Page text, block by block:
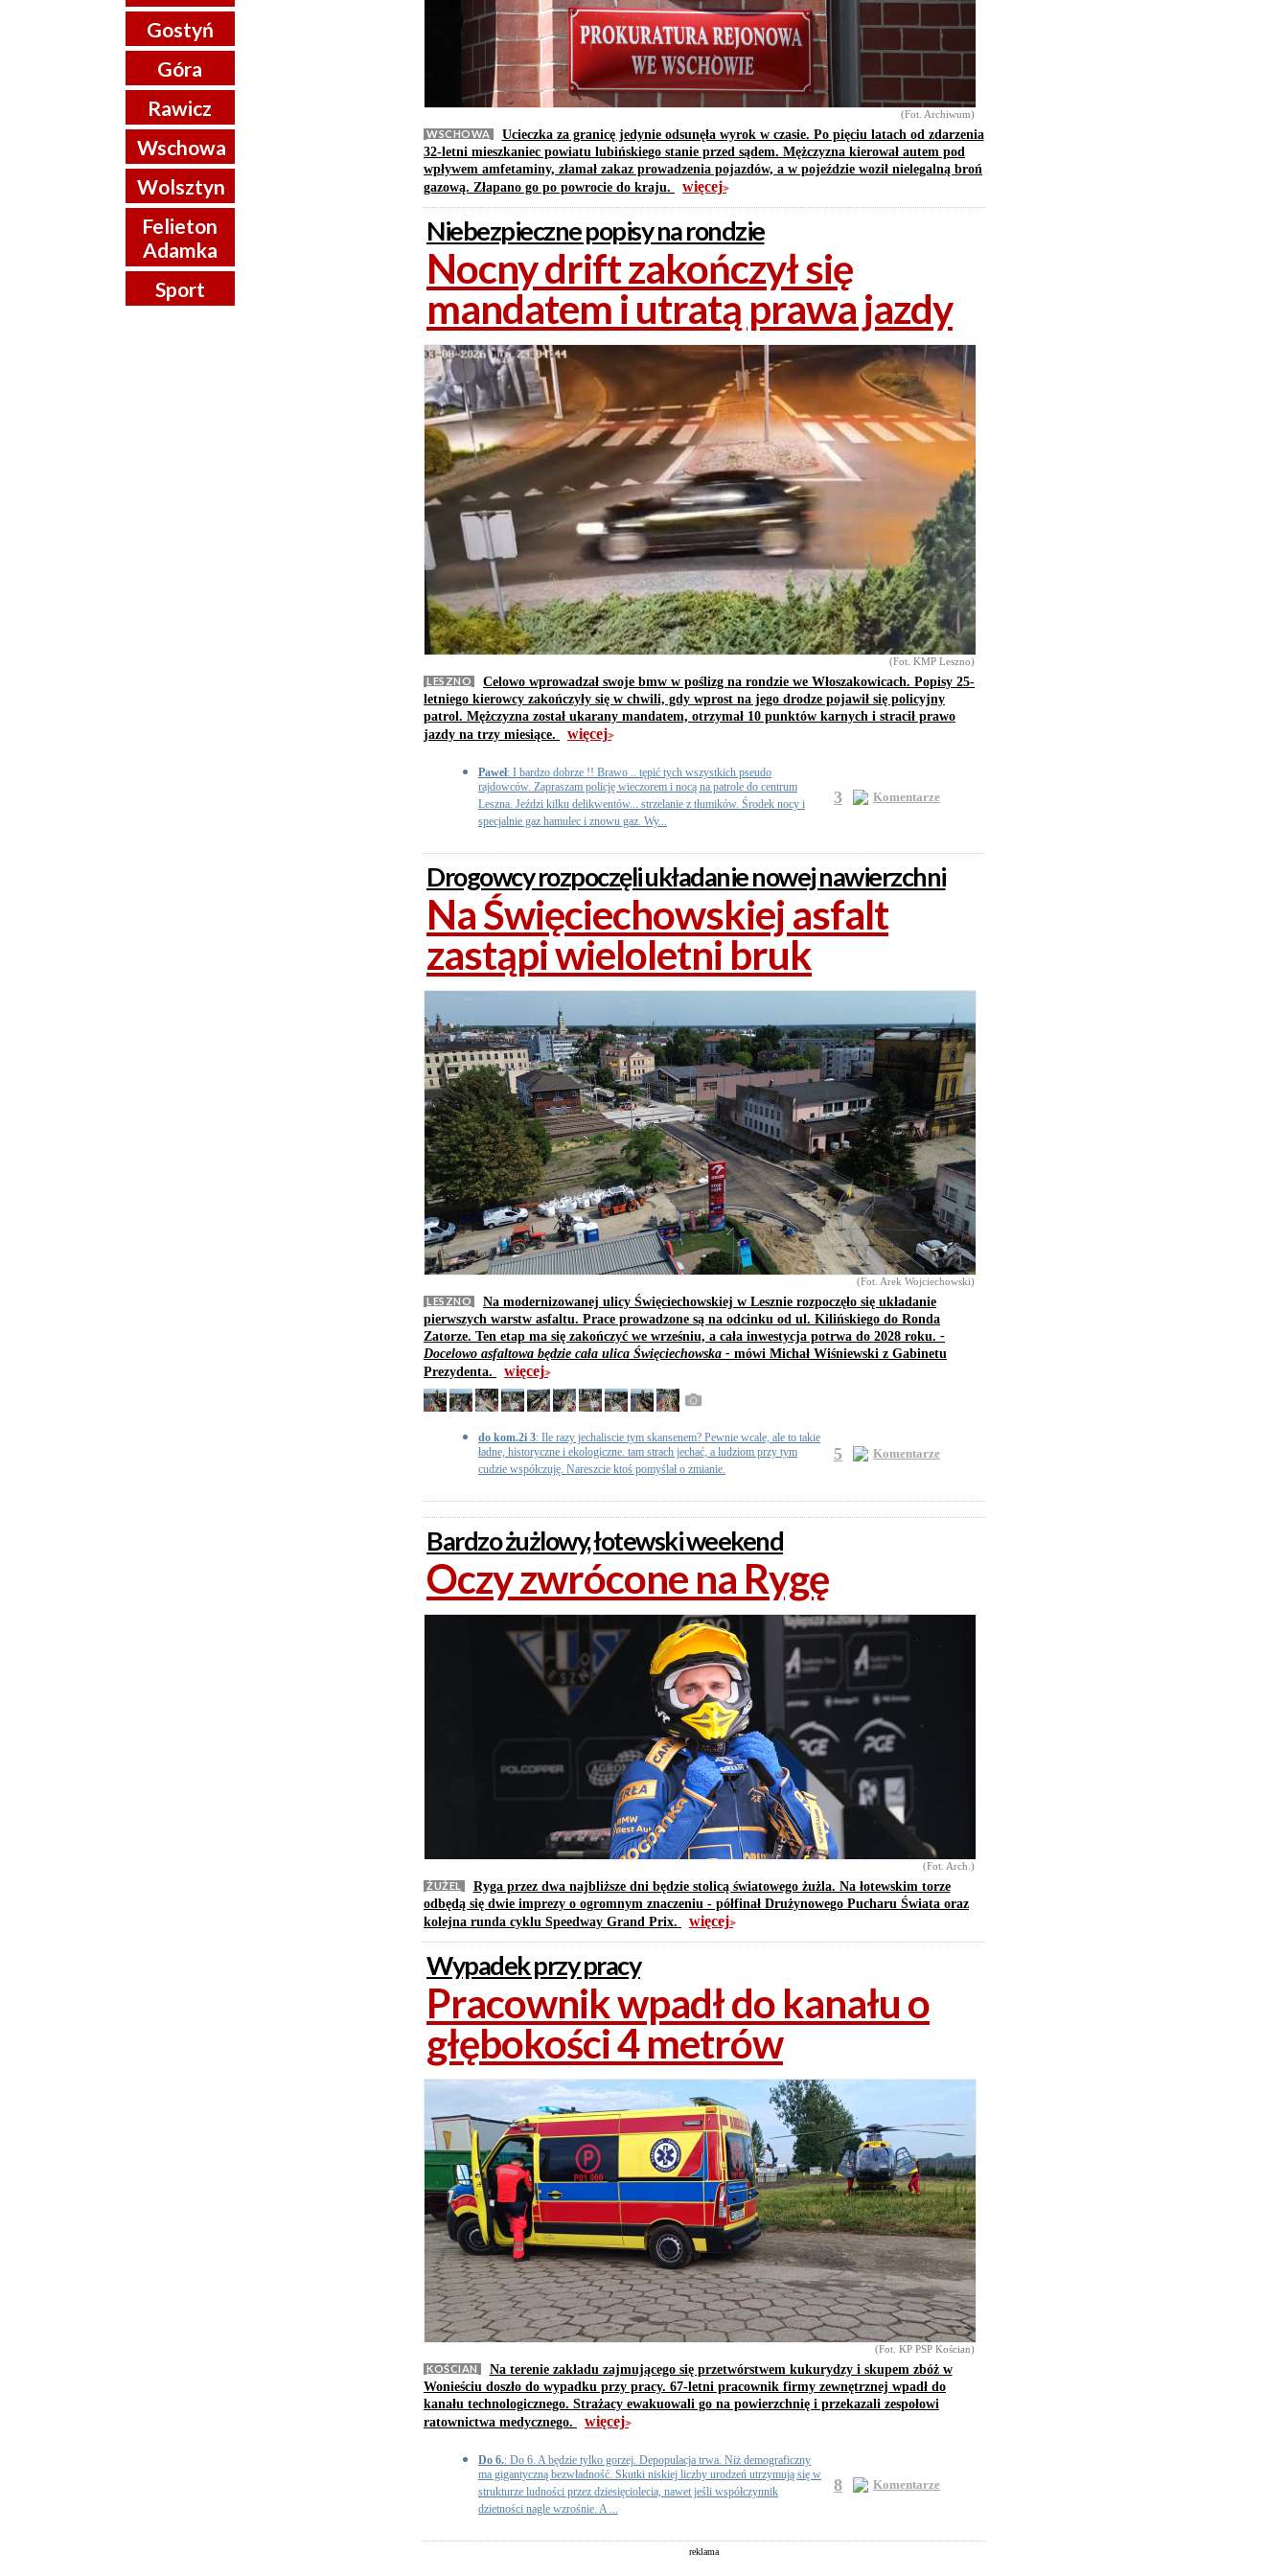
Gostyń
Góra
Rawicz
Wschowa
Wolsztyn
Felieton
Adamka
Sport
(Fot. Archiwum)
WSCHOWA
Ucieczka za granicę jedynie odsunęła wyrok w czasie. Po pięciu latach od zdarzenia
32-letni mieszkaniec powiatu lubińskiego stanie przed sądem. Mężczyzna kierował autem pod
wpływem amfetaminy, złamał zakaz prowadzenia pojazdów, a w pojeździe woził nielegalną broń
gazową. Złapano go po powrocie do kraju.
więcej>>
Niebezpieczne popisy na rondzie
Nocny drift zakończył się
mandatem i utratą prawa jazdy
(Fot. KMP Leszno)
LESZNO
Celowo wprowadzał swoje bmw w poślizg na rondzie we Włoszakowicach. Popisy 25-
letniego kierowcy zakończyły się w chwili, gdy wprost na jego drodze pojawił się policyjny
patrol. Mężczyzna został ukarany mandatem, otrzymał 10 punktów karnych i stracił prawo
jazdy na trzy miesiące.
więcej>>
Paweł: I bardzo dobrze !! Brawo .. tępić tych wszystkich pseudo
rajdowców. Zapraszam policję wieczorem i nocą na patrole do centrum
Leszna. Jeździ kilku delikwentów... strzelanie z tłumików. Środek nocy i
specjalnie gaz hamulec i znowu gaz. Wy...
3 Komentarze
Drogowcy rozpoczęli układanie nowej nawierzchni
Na Święciechowskiej asfalt
zastąpi wieloletni bruk
(Fot. Arek Wojciechowski)
LESZNO
Na modernizowanej ulicy Święciechowskiej w Lesznie rozpoczęło się układanie
pierwszych warstw asfaltu. Prace prowadzone są na odcinku od ul. Kilińskiego do Ronda
Zatorze. Ten etap ma się zakończyć we wrześniu, a cała inwestycja potrwa do 2028 roku. -
Docelowo asfaltowa będzie cała ulica Święciechowska - mówi Michał Wiśniewski z Gabinetu
Prezydenta.
więcej>>
do kom.2i 3: Ile razy jechaliscie tym skansenem? Pewnie wcale, ale to takie
ładne, historyczne i ekologiczne. tam strach jechać, a ludziom przy tym
cudzie współczuję. Nareszcie ktoś pomyślał o zmianie.
5 Komentarze
Bardzo żużlowy, łotewski weekend
Oczy zwrócone na Rygę
(Fot. Arch.)
ŻUŻEL
Ryga przez dwa najbliższe dni będzie stolicą światowego żużla. Na łotewskim torze
odbędą się dwie imprezy o ogromnym znaczeniu - półfinał Drużynowego Pucharu Świata oraz
kolejna runda cyklu Speedway Grand Prix.
więcej>>
Wypadek przy pracy
Pracownik wpadł do kanału o
głębokości 4 metrów
(Fot. KP PSP Kościan)
KOŚCIAN
Na terenie zakładu zajmującego się przetwórstwem kukurydzy i skupem zbóż w
Wonieściu doszło do wypadku przy pracy. 67-letni pracownik firmy zewnętrznej wpadł do
kanału technologicznego. Strażacy ewakuowali go na powierzchnię i przekazali zespołowi
ratownictwa medycznego.
więcej>>
Do 6.: Do 6. A będzie tylko gorzej. Depopulacja trwa. Niż demograficzny
ma gigantyczną bezwładność. Skutki niskiej liczby urodzeń utrzymują się w
strukturze ludności przez dziesięciolecia, nawet jeśli współczynnik
dzietności nagle wzrośnie. A ...
8 Komentarze
reklama